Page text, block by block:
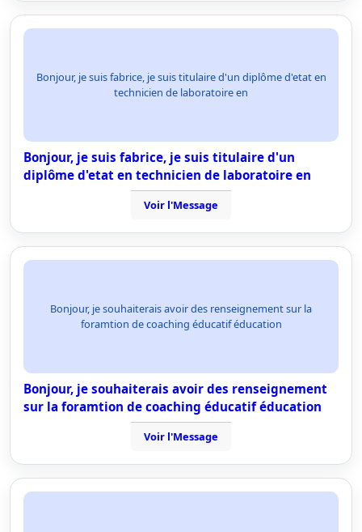
Bonjour, je suis fabrice, je suis titulaire d'un diplôme d'etat en
technicien de laboratoire en
Bonjour, je suis fabrice, je suis titulaire d'un
diplôme d'etat en technicien de laboratoire en
Voir l'Message
Bonjour, je souhaiterais avoir des renseignement sur la
foramtion de coaching éducatif éducation
Bonjour, je souhaiterais avoir des renseignement
sur la foramtion de coaching éducatif éducation
Voir l'Message